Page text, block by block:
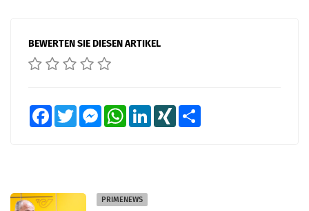
BEWERTEN SIE DIESEN ARTIKEL
FacebookTwitter MessengerWhatsAppLinkedInXING
PRIMENEWS